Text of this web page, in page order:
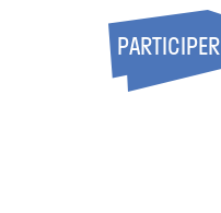
PARTICIPER